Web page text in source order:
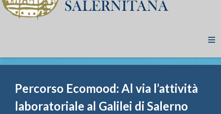
Fondazione
Attività
Percorso Ecomood: Al via l’attività
laboratoriale al Galilei di Salerno